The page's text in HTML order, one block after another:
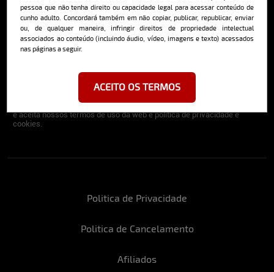
pessoa que não tenha direito ou capacidade legal para acessar conteúdo de
cunho adulto. Concordará também em não copiar, publicar, republicar, enviar
ou, de qualquer maneira, infringir direitos de propriedade intelectual
associados ao conteúdo (incluindo áudio, vídeo, imagens e texto) acessados
nas páginas a seguir.
ACEITO OS TERMOS
Politica de Privacidade
Politica de Cancelamento
Afiliados
Cadastre-se e receba a mais
deliciosa newsletter da internet
Ao se cadastrar, você concorda em receber emails da Bella da Semana
e aceita nossos termos de uso da web e política de privacidade e
cookies.